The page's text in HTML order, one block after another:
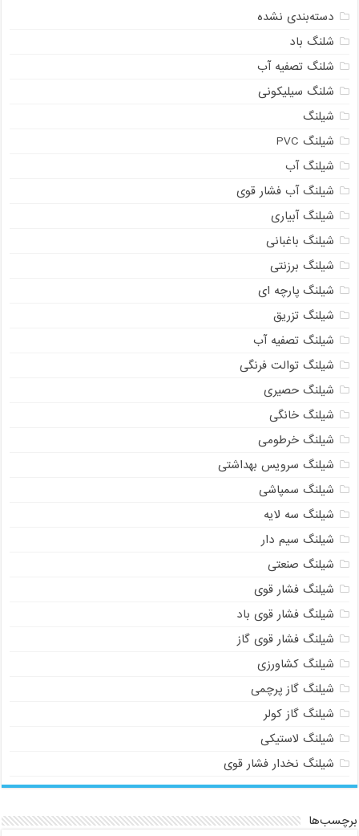
دسته‌بندی نشده
شلنگ باد
شلنگ تصفیه آب
شلنگ سیلیکونی
شیلنگ
شیلنگ PVC
شیلنگ آب
شیلنگ آب فشار قوی
شیلنگ آبیاری
شیلنگ باغبانی
شیلنگ برزنتی
شیلنگ پارچه ای
شیلنگ تزریق
شیلنگ تصفیه آب
شیلنگ توالت فرنگی
شیلنگ حصیری
شیلنگ خانگی
شیلنگ خرطومی
شیلنگ سرویس بهداشتی
شیلنگ سمپاشی
شیلنگ سه لایه
شیلنگ سیم دار
شیلنگ صنعتی
شیلنگ فشار قوی
شیلنگ فشار قوی باد
شیلنگ فشار قوی گاز
شیلنگ کشاورزی
شیلنگ گاز پرچمی
شیلنگ گاز کولر
شیلنگ لاستیکی
شیلنگ نخدار فشار قوی
برچسب‌ها